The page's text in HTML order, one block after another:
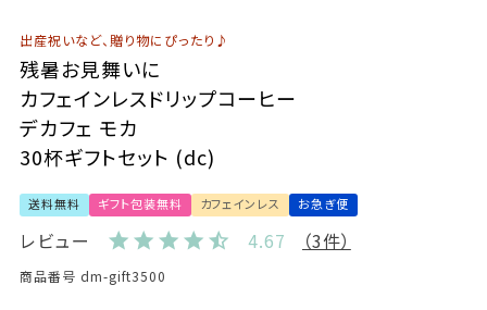
出産祝いなど、贈り物にぴったり♪
残暑お見舞いに
カフェインレスドリップコーヒー
デカフェ モカ
30杯ギフトセット (dc)
送料無料 ギフト包装無料 カフェインレス お急ぎ便
レビュー 4.67 （3件）
商品番号 dm-gift3500